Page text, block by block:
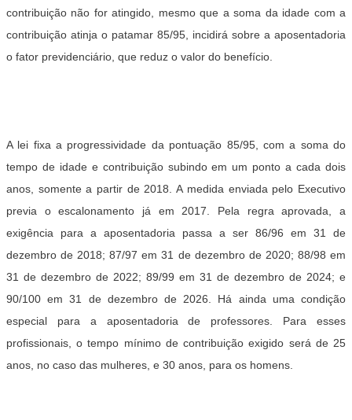
contribuição não for atingido, mesmo que a soma da idade com a
contribuição atinja o patamar 85/95, incidirá sobre a aposentadoria
o fator previdenciário, que reduz o valor do benefício.
A lei fixa a progressividade da pontuação 85/95, com a soma do
tempo de idade e contribuição subindo em um ponto a cada dois
anos, somente a partir de 2018. A medida enviada pelo Executivo
previa o escalonamento já em 2017. Pela regra aprovada, a
exigência para a aposentadoria passa a ser 86/96 em 31 de
dezembro de 2018; 87/97 em 31 de dezembro de 2020; 88/98 em
31 de dezembro de 2022; 89/99 em 31 de dezembro de 2024; e
90/100 em 31 de dezembro de 2026. Há ainda uma condição
especial para a aposentadoria de professores. Para esses
profissionais, o tempo mínimo de contribuição exigido será de 25
anos, no caso das mulheres, e 30 anos, para os homens.